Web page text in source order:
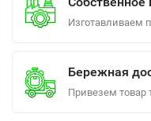
Изготавливаем
Бережная
Привезем товар